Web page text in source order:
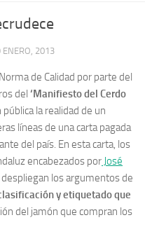
ENERO, 2013
de Calidad por parte del
del ‘Manifiesto del Cerdo
la realidad de un
líneas de una carta pagada
del país. En esta carta, los
encabezados por José
, despliegan los argumentos de
y etiquetado que
del jamón que compran los